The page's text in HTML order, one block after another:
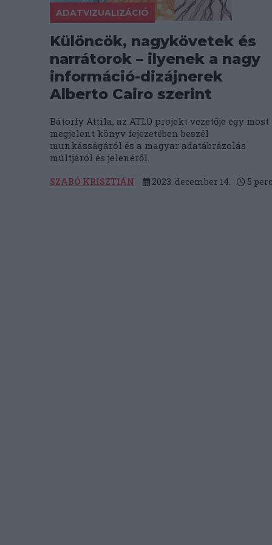
ADATVIZUALIZÁCIÓ
Különcök, nagykövetek és
narrátorok – ilyenek a nagy
információ-dizájnerek
Alberto Cairo szerint
Bátorfy Attila, az ATLO projekt vezetője egy most
megjelent könyv fejezetében beszél
munkásságáról és a magyar adatábrázolás
múltjáról és jelenéről.
SZABÓ KRISZTIÁN 2023. december 14. 5 perc